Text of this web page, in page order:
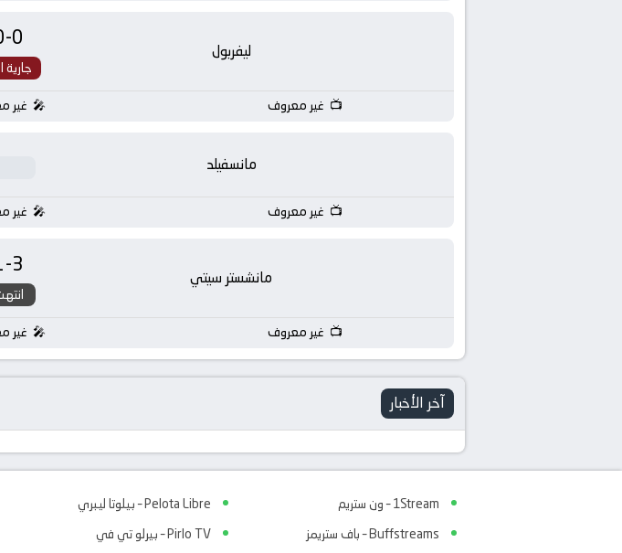
ليفربول 0
-
جارية
غير معروف غير
مانسفيلد
غير معروف غير
مانشستر سيتي 3
-
غير معروف غير
آخر الأخبار
1Stream – ون ستريم
Buffstreams – باف ستريمز
Pelota Libre – بيلوتا ليبري
Pirlo TV – بيرلو تي في